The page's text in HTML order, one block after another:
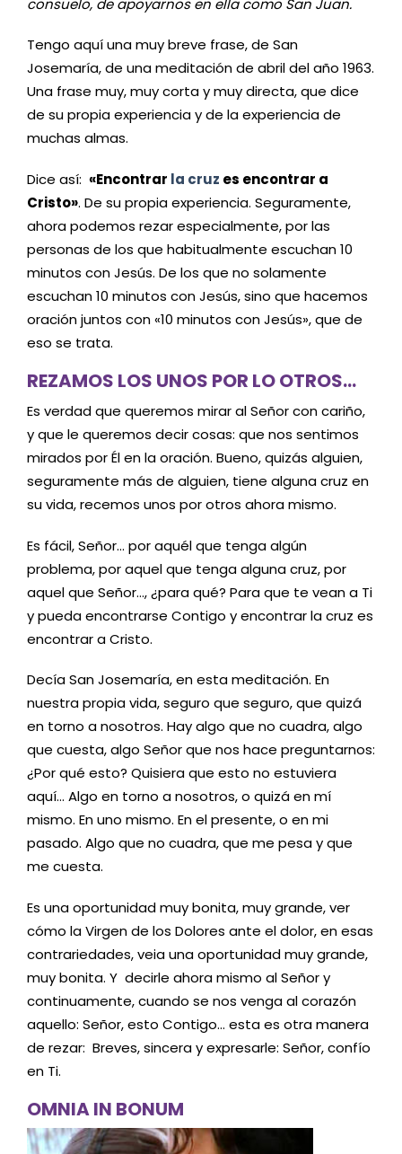
consuelo, de apoyarnos en ella como San Juan.
Tengo aquí una muy breve frase, de San
Josemaría, de una meditación de abril del año 1963.
Una frase muy, muy corta y muy directa, que dice
de su propia experiencia y de la experiencia de
muchas almas.
Dice así: «Encontrar la cruz es encontrar a
Cristo». De su propia experiencia. Seguramente,
ahora podemos rezar especialmente, por las
personas de los que habitualmente escuchan 10
minutos con Jesús. De los que no solamente
escuchan 10 minutos con Jesús, sino que hacemos
oración juntos con «10 minutos con Jesús», que de
eso se trata.
REZAMOS LOS UNOS POR LO OTROS…
Es verdad que queremos mirar al Señor con cariño,
y que le queremos decir cosas: que nos sentimos
mirados por Él en la oración. Bueno, quizás alguien,
seguramente más de alguien, tiene alguna cruz en
su vida, recemos unos por otros ahora mismo.
Es fácil, Señor… por aquél que tenga algún
problema, por aquel que tenga alguna cruz, por
aquel que Señor…, ¿para qué? Para que te vean a Ti
y pueda encontrarse Contigo y encontrar la cruz es
encontrar a Cristo.
Decía San Josemaría, en esta meditación. En
nuestra propia vida, seguro que seguro, que quizá
en torno a nosotros. Hay algo que no cuadra, algo
que cuesta, algo Señor que nos hace preguntarnos:
¿Por qué esto? Quisiera que esto no estuviera
aquí… Algo en torno a nosotros, o quizá en mí
mismo. En uno mismo. En el presente, o en mi
pasado. Algo que no cuadra, que me pesa y que
me cuesta.
Es una oportunidad muy bonita, muy grande, ver
cómo la Virgen de los Dolores ante el dolor, en esas
contrariedades, veia una oportunidad muy grande,
muy bonita. Y decirle ahora mismo al Señor y
continuamente, cuando se nos venga al corazón
aquello: Señor, esto Contigo… esta es otra manera
de rezar: Breves, sincera y expresarle: Señor, confío
en Ti.
OMNIA IN BONUM